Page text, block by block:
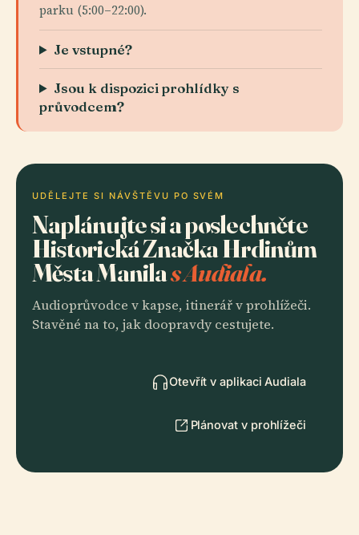
parku (5:00–22:00).
Je vstupné?
Jsou k dispozici prohlídky s
průvodcem?
UDĚLEJTE SI NÁVŠTĚVU PO SVÉM
Naplánujte si a poslechněte
Historická Značka Hrdinům
Města Manilas Audiala.
Audioprůvodce v kapse, itinerář v prohlížeči.
Stavěné na to, jak doopravdy cestujete.
Otevřít v aplikaci Audiala
Plánovat v prohlížeči